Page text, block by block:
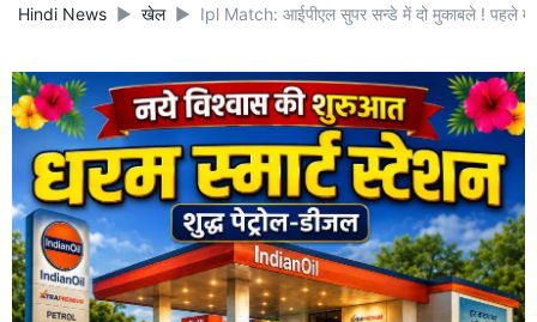
Hindi News खेल Ipl Match: आईपीएल सुपर सन्डे में दो मुकाबले ! पहले